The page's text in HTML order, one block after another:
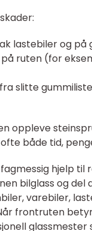
lastebiler og på
ruten (for
slitte
oppleve
både tid,
hjelp til
bilglass og del
varebiler,
frontruten
glassmester